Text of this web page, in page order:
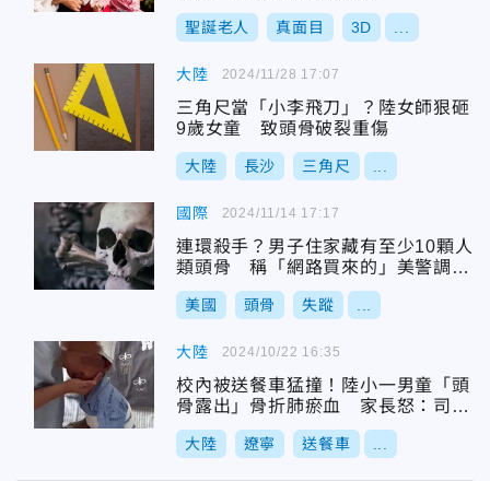
聖誕老人 真面目 3D
大陸
三角尺當「小李飛刀」？陸女師狠砸
9歲女童 致頭骨破裂重傷
大陸 長沙 三角尺
2024/11/28 17:07
國際
連環殺手？男子住家藏有至少10顆人
類頭骨 稱「網路買來的」美警調查
中
美國 頭骨 失蹤
2024/11/14 17:17
大陸
校內被送餐車猛撞！陸小一男童「頭
骨露出」骨折肺瘀血 家長怒：司機
跑了
大陸 遼寧 送餐車
2024/10/22 16:35